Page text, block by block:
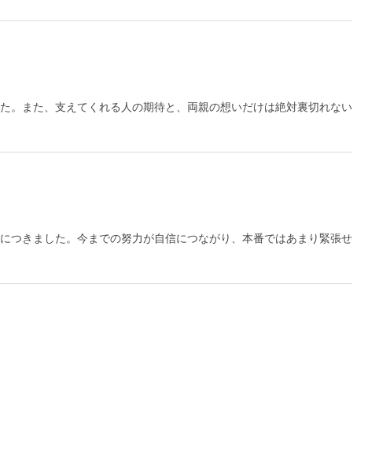
。また、支えてくれる人の期待と、両親の想いだけは絶対裏切れない
つきました。今までの努力が自信につながり、本番ではあまり緊張せ